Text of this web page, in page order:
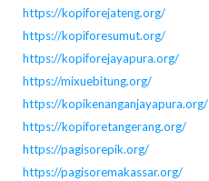
https://kopiforejateng.org/
https://kopiforesumut.org/
https://kopiforejayapura.org/
https://mixuebitung.org/
https://kopikenanganjayapura.org/
https://kopiforetangerang.org/
https://pagisorepik.org/
https://pagisoremakassar.org/